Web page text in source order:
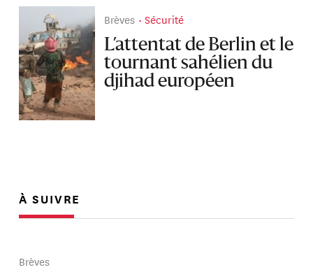
Brèves Sécurité
L’attentat de Berlin et le
tournant sahélien du
djihad européen
À SUIVRE
Brèves